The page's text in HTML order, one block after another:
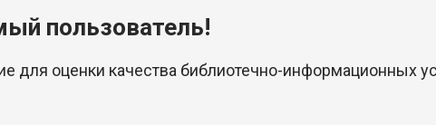
пользователь!
для оценки качества библиотечно-информационных